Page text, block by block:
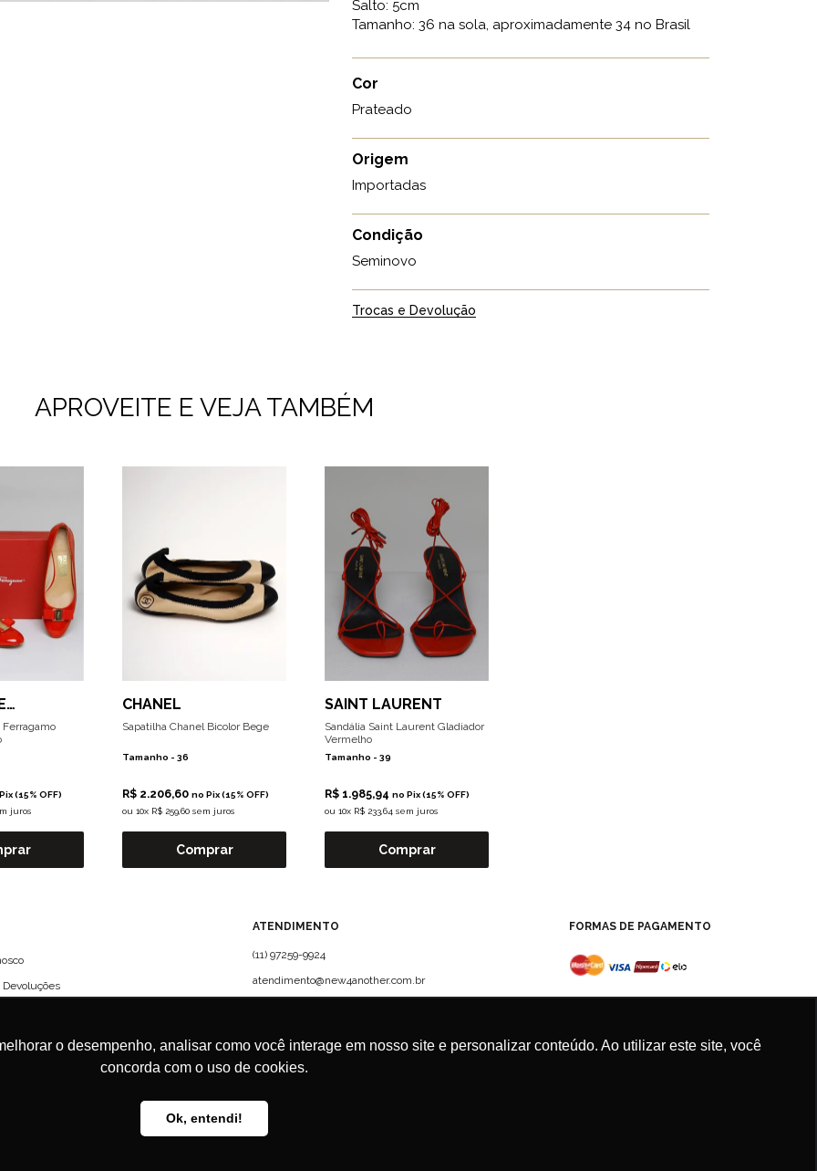
o desempenho, analisar como você interage em nosso site e personalizar conteúdo. Ao utilizar este site, você
concorda com o uso de cookies.
Ok, entendi!
Salto: 5cm
Tamanho: 36 na sola, aproximadamente 34 no Brasil
Cor
Prateado
Origem
Importadas
Condição
Seminovo
Trocas e Devolução
APROVEITE E VEJA TAMBÉM
Ferragamo
(15% OFF)
juros
CHANEL
Sapatilha Chanel Bicolor Bege
Tamanho - 36
R$ 2.206,60 no Pix (15% OFF)
ou 10x R$ 259,60 sem juros
Comprar
SAINT LAURENT
Sandália Saint Laurent Gladiador
Vermelho
Tamanho - 39
R$ 1.985,94 no Pix (15% OFF)
ou 10x R$ 233,64 sem juros
Comprar
Devoluções
ATENDIMENTO
(11) 97259-9924
atendimento@new4another.com.br
FORMAS DE PAGAMENTO